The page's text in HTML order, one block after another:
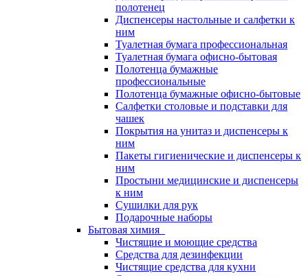
полотенец
Диспенсеры настольные и салфетки к
ним
Туалетная бумага профессиональная
Туалетная бумага офисно-бытовая
Полотенца бумажные
профессиональные
Полотенца бумажные офисно-бытовые
Салфетки столовые и подставки для
чашек
Покрытия на унитаз и диспенсеры к
ним
Пакеты гигиенические и диспенсеры к
ним
Простыни медицинские и диспенсеры
к ним
Сушилки для рук
Подарочные наборы
Бытовая химия
Чистящие и моющие средства
Средства для дезинфекции
Чистящие средства для кухни